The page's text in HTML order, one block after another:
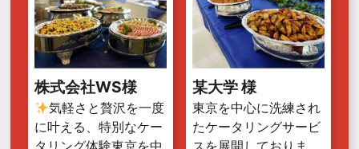
株式会社WS様
気軽さと贅沢を一度
に叶える、特別なケー
某大学 様
東京を中心に洗練され
たケータリングサービ